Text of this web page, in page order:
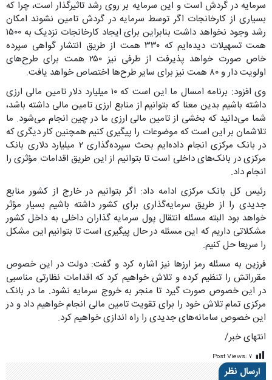
سرمایه در گردش است و این سرمایه بر روی رشد تاثیرگذار است، چرا که
بسیاری از کارخانجات اگر توسط سرمایه در گردش تامین نشوند امکان
رشد وجود نخواهد داشت بنابراین برای ایجاد کارخانجات نزدیک به ۱۵۰۰
همت تسهیلات دیده‌ایم که ۳۳۰ همت از طریق انتشار گواهی سپرده
خاص صورت خواهد پذیرفت از طرفی نیز ۲۵۰ همت برای طرح‌های
اولویت دار و ۸۰ همت نیز برای سایر طرح‌ها اختصاص خواهد یافت.
وی افزود: برنامه امسال ما این است که ۱۰ میلیارد دلار تامین مالی ارزی
داشته باشیم بدین معنا که بتوانیم از منابع ارزی تامین مالی داشته باشد،
شما می‌دانید که بخشی از تامین مالی ارزی ما در چین انجام می‌شود. ما
تلاشمان بر این است که موضوعات را پیگیری کنیم همچنین کار دیگری که
در بانک مرکزی انجام داده‌ایم بحث سپرده‌گذاری ۲ میلیارد دلاری بانک
مرکزی در بانک‌های داخلی است تا بتوانیم از این طریق اقدامات مؤثری را
انجام داد.
رئیس کل بانک مرکزی ادامه داد: اگر بتوانیم در خارج از کشور منابع
جدیدی را از طریق سرمایه‌گذاری برای کشور داشته باشیم بسیار مؤثر
خواهد بود البته مسئله انتقال پول سرمایه گذاران داخلی به داخل کشور
مشکلاتی داریم که این مسئله در حال پیگیری است تا بتوانیم این مشکل
را سریعا حل کنیم.
فرزین به مسئله رمز ارزها نیز اشاره کرد و گفت: دولت در این خصوص
مقرراتش را تنظیم کرده و تلاش خواهیم کرد که اقدامات نظارتی مناسبی
در این خصوص صورت گیرد تا منجر به خروج سرمایه نشود. ما در بانک
مرکزی تمام تلاش خود را برای تقویت تامین مالی انجام خواهیم داد و در
این خصوص سامانه‌های جدیدی را راه اندازی خواهیم کرد.
انتهای خبر/
Post Views: ۷
ارسال نظر